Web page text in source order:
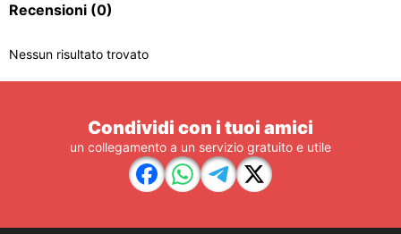
Recensioni (0)
Nessun risultato trovato
Condividi con i tuoi amici
un collegamento a un servizio gratuito e utile